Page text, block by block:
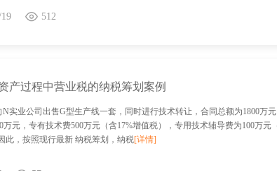
512
产过程中营业税的纳税筹划案例
实业公司出售G型生产线一套，同时进行技术转让，合同总额为1800万
万元，专有技术费500万元（含17%增值税），专用技术辅导费为100万元
此，按照现行最新 纳税筹划，纳税[详情]